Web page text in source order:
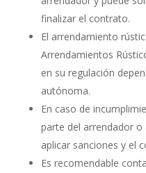
finalizar el contrato.
El arrendamiento
Arrendamientos
en su regulación
autónoma.
En caso de
parte del arrendador
aplicar sanciones y el
Es recomendable